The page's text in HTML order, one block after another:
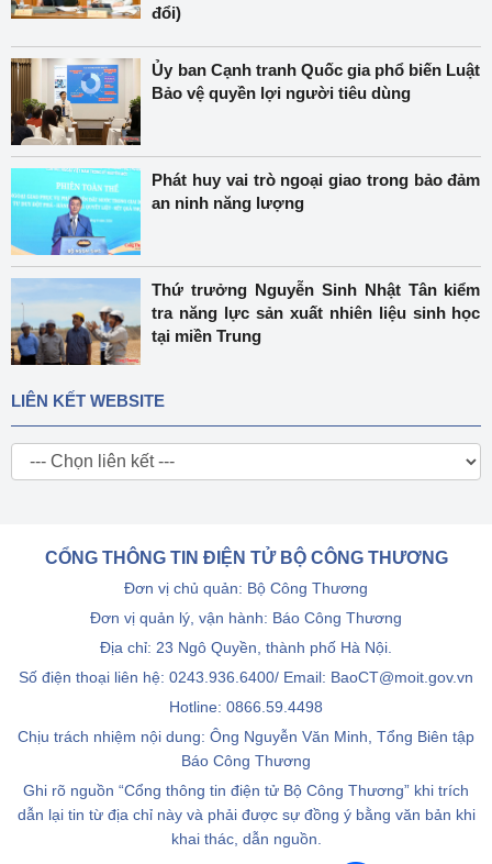
đổi)
Ủy ban Cạnh tranh Quốc gia phổ biến Luật
Bảo vệ quyền lợi người tiêu dùng
Phát huy vai trò ngoại giao trong bảo đảm
an ninh năng lượng
Thứ trưởng Nguyễn Sinh Nhật Tân kiểm
tra năng lực sản xuất nhiên liệu sinh học
tại miền Trung
LIÊN KẾT WEBSITE
CỔNG THÔNG TIN ĐIỆN TỬ BỘ CÔNG THƯƠNG
Đơn vị chủ quản: Bộ Công Thương
Đơn vị quản lý, vận hành: Báo Công Thương
Địa chỉ: 23 Ngô Quyền, thành phố Hà Nội.
Số điện thoại liên hệ: 0243.936.6400/ Email: BaoCT@moit.gov.vn
Hotline: 0866.59.4498
Chịu trách nhiệm nội dung: Ông Nguyễn Văn Minh, Tổng Biên tập
Báo Công Thương
Ghi rõ nguồn “Cổng thông tin điện tử Bộ Công Thương” khi trích
dẫn lại tin từ địa chỉ này và phải được sự đồng ý bằng văn bản khi
khai thác, dẫn nguồn.